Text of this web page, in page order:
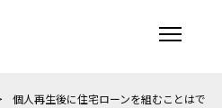
個人再生後に住宅ローンを組むことはで